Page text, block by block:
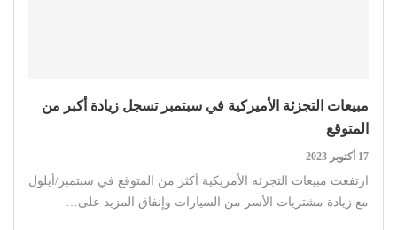
مبيعات التجزئة الأميركية في سبتمبر تسجل زيادة أكبر من
المتوقع
17 أكتوبر 2023
ارتفعت مبيعات التجزئه الأمريكية أكثر من المتوقع في سبتمبر/أيلول
مع زيادة مشتريات الأسر من السيارات وإنفاق المزيد على…